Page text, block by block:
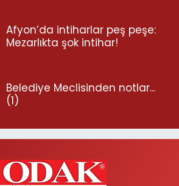
Afyon’da intiharlar peş peşe:
Mezarlıkta şok intihar!
Belediye Meclisinden notlar...
(1)